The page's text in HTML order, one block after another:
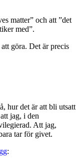
matter” och att ”det
med”.
göra. Det är precis
hur det är att bli utsatt
jag, i den
Att jag,
tar för givet.
: